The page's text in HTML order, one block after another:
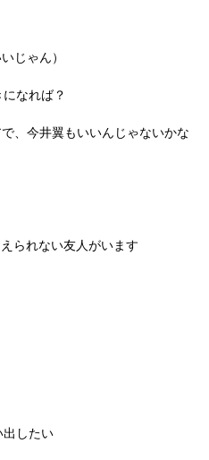
じゃん）
なれば？
、今井翼もいいんじゃないかな
られない友人がいます
したい